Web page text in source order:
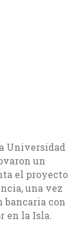
Universidad
un
el proyecto
una vez
bancaria con
en la Isla.